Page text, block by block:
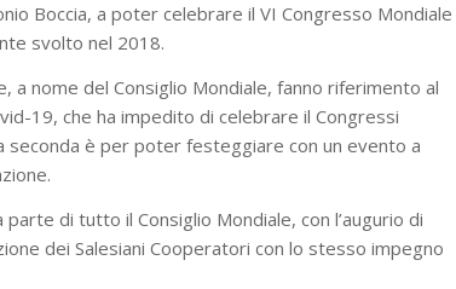
Boccia, a poter celebrare il VI Congresso Mondiale
svolto nel 2018.
nome del Consiglio Mondiale, fanno riferimento al
19, che ha impedito di celebrare il Congressi
seconda è per poter festeggiare con un evento a
di tutto il Consiglio Mondiale, con l’augurio di
dei Salesiani Cooperatori con lo stesso impegno